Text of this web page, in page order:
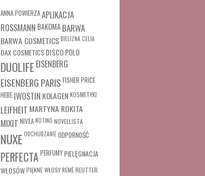
ANNA POWIERZAAPLIKACJA
ROSSMANN BAKOMABARWA
BARWA COSMETICSBIELIZNA CELIA
DAX COSMETICSDISCO POLO
DUOLIFE EISENBERG
EISENBERG PARIS FISHER PRICE
HEBE IWOSTIN KOLAGEN KOSMETYKI
LEIFHEIT MARTYNA ROKITA
MIXIT NIVEANOTINO NOVELLISTA
NUXEODCHUDZANIEODPORNOŚĆ
PERFECTA PERFUMY PIELĘGNACJA
WŁOSÓWPIĘKNE WŁOSYREMÉREUTTER